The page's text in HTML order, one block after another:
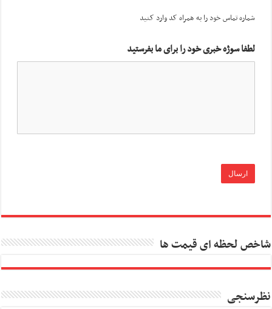
شماره تماس خود را به همراه کد وارد کنید
لطفا سوژه خبری خود را برای ما بفرستید
شاخص لحظه ای قیمت ها
نظرسنجی